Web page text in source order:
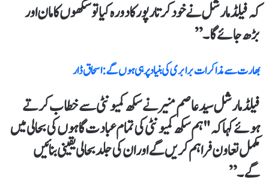
کہ فیلڈ مارشل نے خود کرتارپور کا دورہ کیا تو سکھوں کا مان اور
بڑھ جائے گا۔”
بھارت سے مذاکرات برابری کی بنیاد پر ہی ہوں گے : اسحاق ڈار
فیلڈ مارشل سید عاصم منیر نے سکھ کمیونٹی سے خطاب کرتے
ہوئے کہا کہ "ہم سکھ کمیونٹی کی تمام عبادت گاہوں کی بحالی میں
مکمل تعاون فراہم کریں گے اور ان کی جلد بحالی یقینی بنائیں
گے۔”